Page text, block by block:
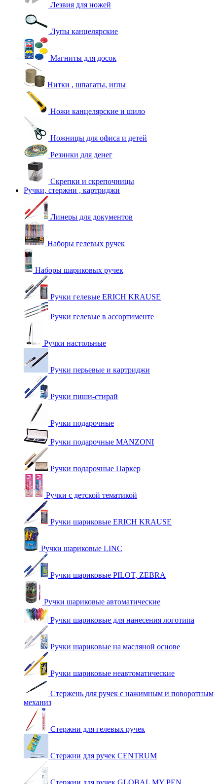
Лезвия для ножей
Лупы канцелярские
Магниты для досок
Нитки , шпагаты, иглы
Ножи канцелярские и шило
Ножницы для офиса и детей
Резинки для денег
Скрепки и скрепочницы
Ручки, стержни , картриджи
Линеры для документов
Наборы гелевых ручек
Наборы шариковых ручек
Ручки гелевые ERICH KRAUSE
Ручки гелевые в ассортименте
Ручки настольные
Ручки перьевые и картриджи
Ручки пиши-стирай
Ручки подарочные
Ручки подарочные MANZONI
Ручки подарочные Паркер
Ручки с детской тематикой
Ручки шариковые ERICH KRAUSE
Ручки шариковые LINC
Ручки шариковые PILOT, ZEBRA
Ручки шариковые автоматические
Ручки шариковые для нанесения логотипа
Ручки шариковые на масляной основе
Ручки шариковые неавтоматические
Стержень для ручек с нажимным и поворотным
механиз
Стержни для гелевых ручек
Стержни для ручек CENTRUM
Стержни для ручек GLOBAL MY PEN